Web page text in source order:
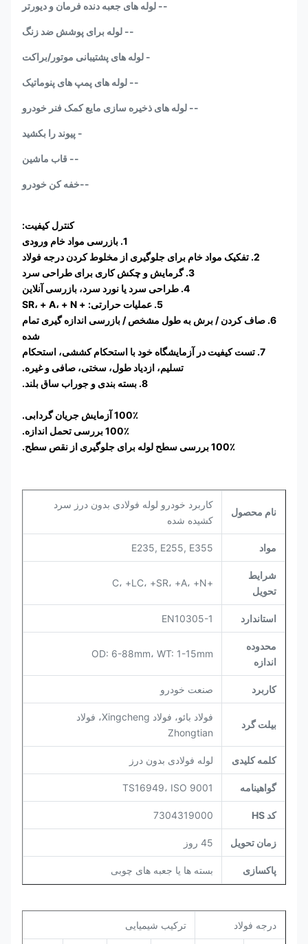
-- لوله های جعبه دنده فرمان و دیورتر
-- لوله برای پوشش ضد زنگ
- لوله های پشتیبانی موتور/براکت
-- لوله های پمپ های پنوماتیک
-- لوله های ذخیره سازی مایع کمک فنر خودرو
- پیوند را بکشید
-- قاب ماشین
--خفه کن خودرو
کنترل کیفیت:
1. بازرسی مواد خام ورودی
2. تفکیک مواد خام برای جلوگیری از مخلوط کردن درجه فولاد
3. گرمایش و چکش کاری برای طراحی سرد
4. طراحی سرد یا نورد سرد، بازرسی آنلاین
5. عملیات حرارتی: + SR، + A، + N
6. صاف کردن / برش به طول مشخص / بازرسی اندازه گیری تمام
شده
7. تست کیفیت در آزمایشگاه خود با استحکام کششی، استحکام
تسلیم، ازدیاد طول، سختی، صافی و غیره.
8. بسته بندی و جوراب ساق بلند.
100٪ آزمایش جریان گردابی.
100٪ بررسی تحمل اندازه.
100٪ بررسی سطح لوله برای جلوگیری از نقص سطح.
نام محصول
کاربرد خودرو لوله فولادی بدون درز سرد
کشیده شده
مواد E235, E255, E355
شرایط
تحویل
+C، +LC، +SR، +A، +N
استاندارد EN10305-1
محدوده
اندازه
OD: 6-88mm، WT: 1-15mm
کاربرد صنعت خودرو
بیلت گرد
فولاد بائو، فولاد Xingcheng، فولاد
Zhongtian
کلمه کلیدی لوله فولادی بدون درز
گواهینامه TS16949، ISO 9001
کد HS 7304319000
زمان تحویل 45 روز
پاکسازی بسته ها یا جعبه های چوبی
درجه فولاد ترکیب شیمیایی